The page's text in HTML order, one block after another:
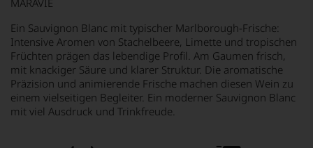
MARAVIE
Ein Sauvignon Blanc mit typischer Marlborough-Frische:
Intensive Aromen von Stachelbeere, Limette und tropischen
Früchten prägen das lebendige Profil. Am Gaumen frisch,
mit knackiger Säure und klarer Struktur. Die aromatische
Präzision und animierende Frische machen diesen Wein zu
einem vielseitigen Begleiter. Ein moderner Sauvignon Blanc
mit viel Ausdruck und Trinkfreude.